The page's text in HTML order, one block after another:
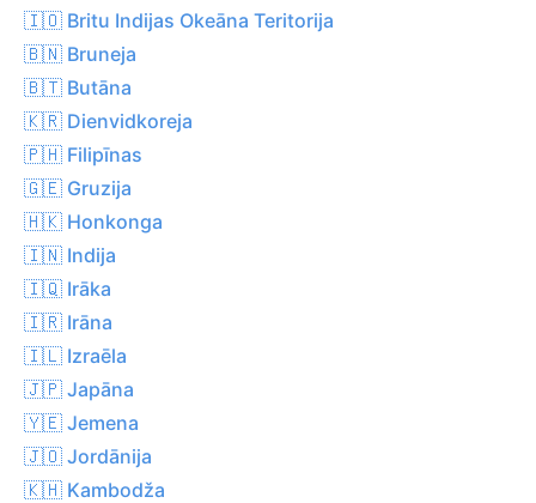
🇮🇴 Britu Indijas Okeāna Teritorija
🇧🇳 Bruneja
🇧🇹 Butāna
🇰🇷 Dienvidkoreja
🇵🇭 Filipīnas
🇬🇪 Gruzija
🇭🇰 Honkonga
🇮🇳 Indija
🇮🇶 Irāka
🇮🇷 Irāna
🇮🇱 Izraēla
🇯🇵 Japāna
🇾🇪 Jemena
🇯🇴 Jordānija
🇰🇭 Kambodža